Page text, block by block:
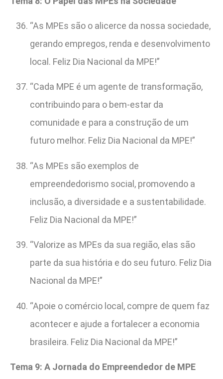
“As MPEs são o alicerce da nossa sociedade,
gerando empregos, renda e desenvolvimento
local. Feliz Dia Nacional da MPE!”
“Cada MPE é um agente de transformação,
contribuindo para o bem-estar da
comunidade e para a construção de um
futuro melhor. Feliz Dia Nacional da MPE!”
“As MPEs são exemplos de
empreendedorismo social, promovendo a
inclusão, a diversidade e a sustentabilidade.
Feliz Dia Nacional da MPE!”
“Valorize as MPEs da sua região, elas são
parte da sua história e do seu futuro. Feliz Dia
Nacional da MPE!”
“Apoie o comércio local, compre de quem faz
acontecer e ajude a fortalecer a economia
brasileira. Feliz Dia Nacional da MPE!”
Tema 9: A Jornada do Empreendedor de MPE